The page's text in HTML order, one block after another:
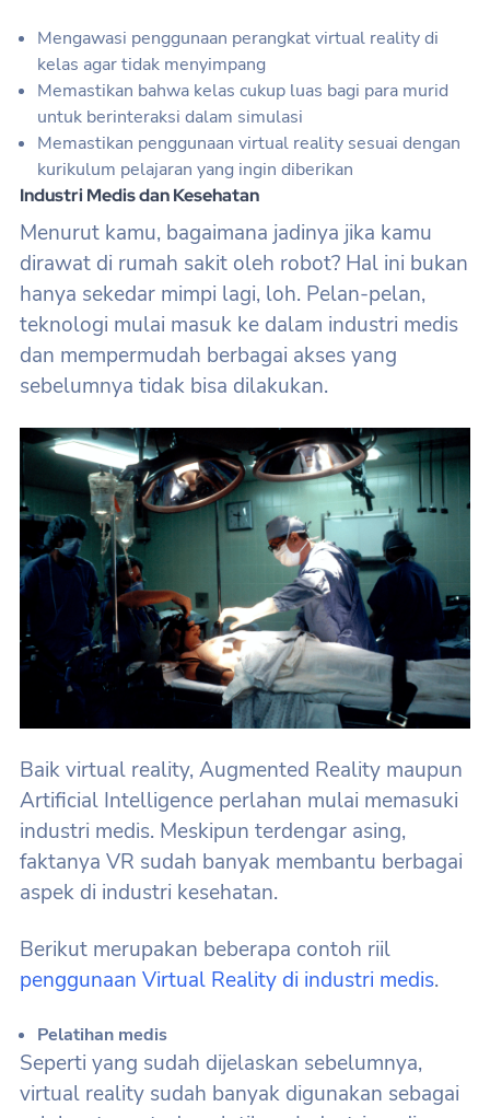
Mengawasi penggunaan perangkat virtual reality di
kelas agar tidak menyimpang
Memastikan bahwa kelas cukup luas bagi para murid
untuk berinteraksi dalam simulasi
Memastikan penggunaan virtual reality sesuai dengan
kurikulum pelajaran yang ingin diberikan
Industri Medis dan Kesehatan
Menurut kamu, bagaimana jadinya jika kamu
dirawat di rumah sakit oleh robot? Hal ini bukan
hanya sekedar mimpi lagi, loh. Pelan-pelan,
teknologi mulai masuk ke dalam industri medis
dan mempermudah berbagai akses yang
sebelumnya tidak bisa dilakukan.
Baik virtual reality, Augmented Reality maupun
Artificial Intelligence perlahan mulai memasuki
industri medis. Meskipun terdengar asing,
faktanya VR sudah banyak membantu berbagai
aspek di industri kesehatan.
Berikut merupakan beberapa contoh riil
penggunaan Virtual Reality di industri medis.
Pelatihan medis
Seperti yang sudah dijelaskan sebelumnya,
virtual reality sudah banyak digunakan sebagai